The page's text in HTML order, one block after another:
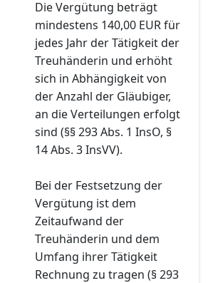
Die Vergütung beträgt
mindestens 140,00 EUR für
jedes Jahr der Tätigkeit der
Treuhänderin und erhöht
sich in Abhängigkeit von
der Anzahl der Gläubiger,
an die Verteilungen erfolgt
sind (§§ 293 Abs. 1 InsO, §
14 Abs. 3 InsVV).
Bei der Festsetzung der
Vergütung ist dem
Zeitaufwand der
Treuhänderin und dem
Umfang ihrer Tätigkeit
Rechnung zu tragen (§ 293